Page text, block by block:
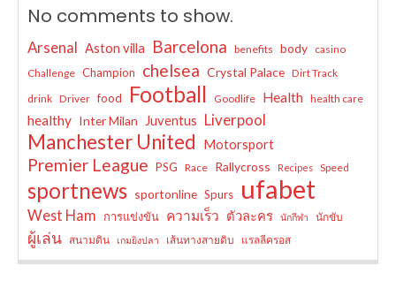
No comments to show.
Arsenal Aston villa Barcelona benefits body casino
Challenge Champion chelsea Crystal Palace Dirt Track
drink Driver food Football Goodlife Health health care
healthy Inter Milan Juventus Liverpool
Manchester United Motorsport
Premier League PSG Race Rallycross Recipes Speed
sportnews sportonline Spurs ufabet
West Ham การแข่งขัน ความเร็ว ตัวละคร นักกีฬา นักขับ
ผู้เล่น สนามดิน เกมยิงปลา เส้นทางสายดิบ แรลลีครอส